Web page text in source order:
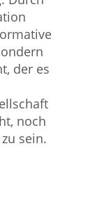
der es
noch
sein.